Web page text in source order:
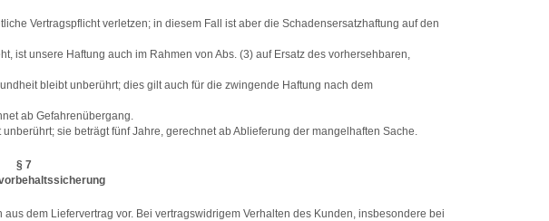
Vertragspflicht verletzen; in diesem Fall ist aber die Schadensersatzhaftung auf den
ist unsere Haftung auch im Rahmen von Abs. (3) auf Ersatz des vorhersehbaren,
bleibt unberührt; dies gilt auch für die zwingende Haftung nach dem
ab Gefahrenübergang.
sie beträgt fünf Jahre, gerechnet ab Ablieferung der mangelhaften Sache.
§ 7
dem Liefervertrag vor. Bei vertragswidrigem Verhalten des Kunden, insbesondere bei